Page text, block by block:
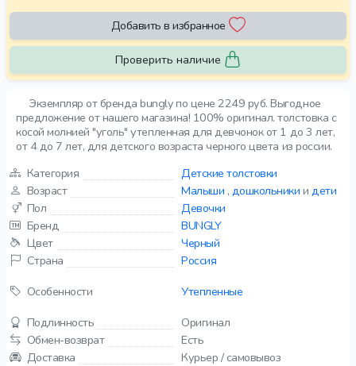
Экземпляр от бренда bungly по цене 2249 руб. Выгодное
предложение от нашего магазина! 100% оригинал. толстовка с
косой молнией "уголь" утепленная для девчонок от 1 до 3 лет,
от 4 до 7 лет, для детского возраста черного цвета из россии.
Категория
Детские толстовки
Возраст
Малыши , дошкольники и дети
Пол
Девочки
Бренд
BUNGLY
Цвет
Черный
Страна
Россия
Особенности
Утепленные
Подлинность
Оригинал
Обмен-возврат
Есть
Доставка
Курьер / самовывоз
Добавить в избранное
Проверить наличие